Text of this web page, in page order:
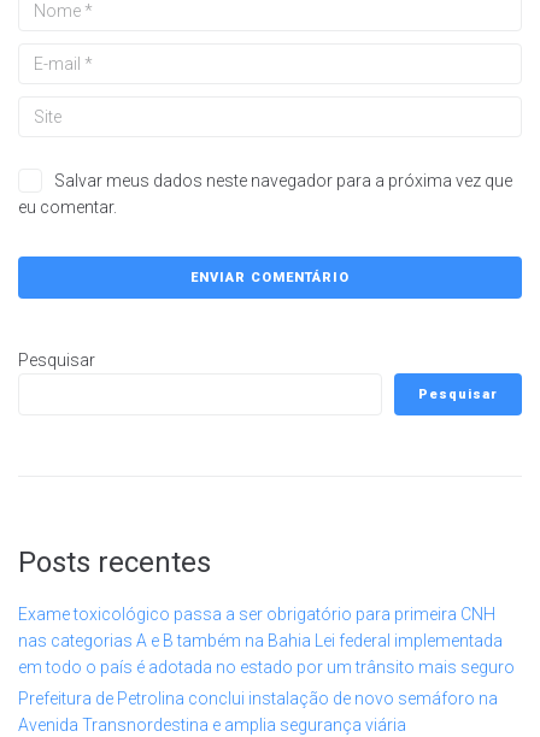
Salvar meus dados neste navegador para a próxima vez que
eu comentar.
Pesquisar
Pesquisar
Posts recentes
Exame toxicológico passa a ser obrigatório para primeira CNH
nas categorias A e B também na Bahia Lei federal implementada
em todo o país é adotada no estado por um trânsito mais seguro
Prefeitura de Petrolina conclui instalação de novo semáforo na
Avenida Transnordestina e amplia segurança viária